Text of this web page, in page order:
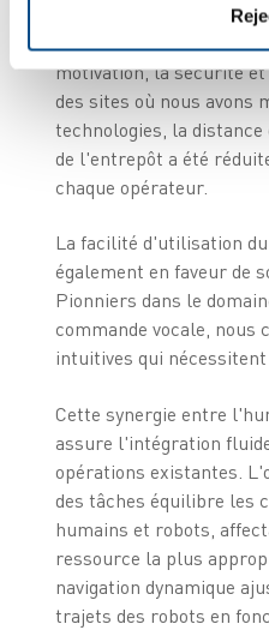
à plus forte valeur
systématiquement un
motivation, la sécurité
des sites où nous avons
technologies, la
de l'entrepôt a été
chaque opérateur.
La facilité d'utilisation
également en faveur de
Pionniers dans le
commande vocale, nous
intuitives qui
Cette synergie entre
assure l'intégration
opérations existantes.
des tâches équilibre les
humains et robots,
ressource la plus
navigation dynamique
trajets des robots en